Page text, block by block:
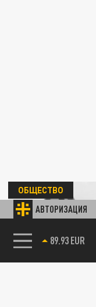
АВТОРИЗАЦИЯ
85.64 BRENT
Прокуратура:
ОБЩЕСТВО